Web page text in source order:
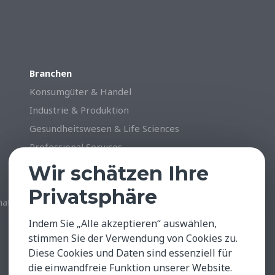
Branchen
Konsumgüter & Handel
Industrie & Produktion
Gesundheitswesen & Life Sciences
Professional Services
Technology, Data & Digital
Wir schätzen Ihre
Privatsphäre
Indem Sie „Alle akzeptieren“ auswählen,
stimmen Sie der Verwendung von Cookies zu.
Diese Cookies und Daten sind essenziell für
die einwandfreie Funktion unserer Website.